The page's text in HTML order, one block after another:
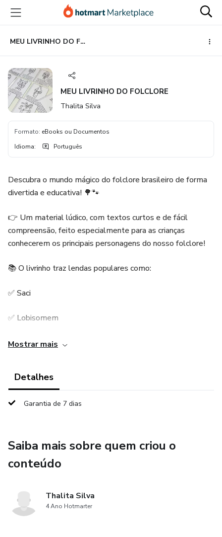
para
conteúdo
principal
para
pagamento
para
rodapé
MEU LIVRINHO DO FOLCLORE
MEU LIVRINHO DO FOLCLORE
Thalita Silva
Formato: eBooks ou Documentos
Idioma: Português
Descubra o mundo mágico do folclore brasileiro de forma
divertida e educativa! 🌳🐾
👉 Um material lúdico, com textos curtos e de fácil
compreensão, feito especialmente para as crianças
conhecerem os principais personagens do nosso folclore!
📚 O livrinho traz lendas populares como:
✅ Saci
✅ Lobisomem
✅ Iara
✅ Mula sem Cabeça
Os personagens são na versão colorir
Mostrar mais
Detalhes
Garantia de 7 dias
Saiba mais sobre quem criou o
conteúdo
Thalita Silva
4 Ano Hotmarter